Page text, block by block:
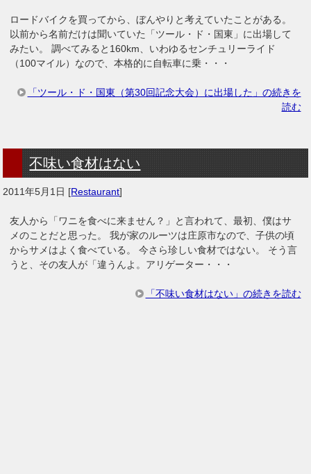
ロードバイクを買ってから、ぼんやりと考えていたことがある。
以前から名前だけは聞いていた「ツール・ド・国東」に出場して
みたい。 調べてみると160km、いわゆるセンチュリーライド
（100マイル）なので、本格的に自転車に乗・・・
「ツール・ド・国東（第30回記念大会）に出場した」の続きを
読む
不味い食材はない
2011年5月1日 [Restaurant]
友人から「ワニを食べに来ません？」と言われて、最初、僕はサ
メのことだと思った。 我が家のルーツは庄原市なので、子供の頃
からサメはよく食べている。 今さら珍しい食材ではない。 そう言
うと、その友人が「違うんよ。アリゲーター・・・
「不味い食材はない」の続きを読む